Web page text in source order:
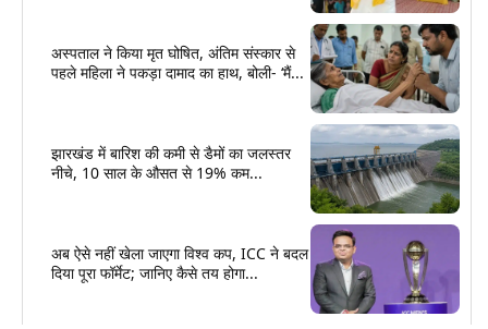
अस्पताल ने किया मृत घोषित, अंतिम संस्कार से
पहले महिला ने पकड़ा दामाद का हाथ, बोली- ‘मैं...
झारखंड में बारिश की कमी से डैमों का जलस्तर
नीचे, 10 साल के औसत से 19% कम...
अब ऐसे नहीं खेला जाएगा विश्व कप, ICC ने बदल
दिया पूरा फॉर्मेट; जानिए कैसे तय होगा...